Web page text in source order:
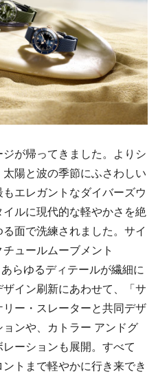
が帰ってきました。よりシ
陽と波の季節にふさわしい
エレガントなダイバーズウ
ルに現代的な軽やかさを絶
面で洗練されました。サイ
ュールムーブメント
らゆるディテールが繊細に
イン刷新にあわせて、「サ
ー・スレーターと共同デザ
ンや、カトラー アンドグ
ーションも展開。すべて
トまで軽やかに行き来でき